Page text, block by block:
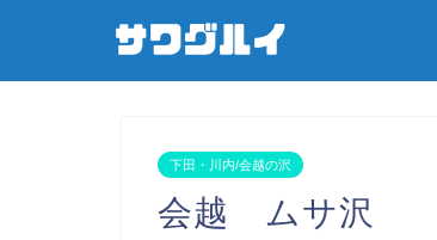
下田・川内/会越の沢
会越 ムサ沢